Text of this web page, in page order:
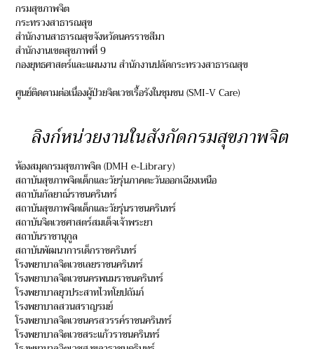
กรมสุขภาพจิต
กระทรวงสาธารณสุข
สำนักงานสาธารณสุขจังหวัดนครราชสีมา
สำนักงานเขตสุขภาพที่ 9
กองยุทธศาสตร์และแผนงาน สำนักงานปลัดกระทรวงสาธารณสุข
ศูนย์ติดตามต่อเนื่องผู้ป่วยจิตเวชเรื้อรังในชุมชน (SMI-V Care)
ลิงก์หน่วยงานในสังกัดกรมสุขภาพจิต
ห้องสมุดกรมสุขภาพจิต (DMH e-Library)
สถาบันสุขภาพจิตเด็กและวัยรุ่นภาคตะวันออกเฉียงเหนือ
สถาบันกัลยาณ์ราชนครินทร์
สถาบันสุขภาพจิตเด็กและวัยรุ่นราชนครินทร์
สถาบันจิตเวชศาสตร์สมเด็จเจ้าพระยา
สถาบันราชานุกูล
สถาบันพัฒนาการเด็กราชครินทร์
โรงพยาบาลจิตเวชเลยราชนครินทร์
โรงพยาบาลจิตเวชนครพนมราชนครินทร์
โรงพยาบาลยุวประสาทไวทโยปถัมภ์
โรงพยาบาลสวนสราญรมย์
โรงพยาบาลจิตเวชนครสวรรค์ราชนครินทร์
โรงพยาบาลจิตเวชสระแก้วราชนครินทร์